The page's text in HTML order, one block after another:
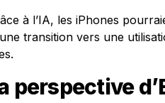
à l’IA, les iPhones
transition vers une
perspective